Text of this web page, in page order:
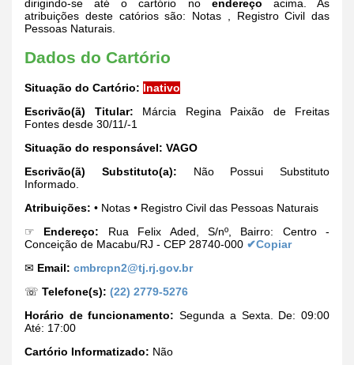
dirigindo-se até o cartório no endereço acima. As
atribuições deste catórios são: Notas , Registro Civil das
Pessoas Naturais.
Dados do Cartório
Situação do Cartório: Inativo
Escrivão(ã) Titular: Márcia Regina Paixão de Freitas
Fontes desde 30/11/-1
Situação do responsável: VAGO
Escrivão(ã) Substituto(a): Não Possui Substituto
Informado.
Atribuições: • Notas • Registro Civil das Pessoas Naturais
☞ Endereço: Rua Felix Aded, S/nº, Bairro: Centro -
Conceição de Macabu/RJ - CEP 28740-000 ✔Copiar
✉ Email: cmbrcpn2@tj.rj.gov.br
☏ Telefone(s): (22) 2779-5276
Horário de funcionamento: Segunda a Sexta. De: 09:00
Até: 17:00
Cartório Informatizado: Não